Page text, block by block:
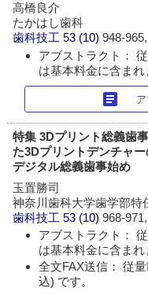
高橋良介
たかはし歯科
歯科技工 53 (10)948-
アブストラクト：
は基本料金に含まれ
article
特集 3Dプリント総義歯
た3Dプリントデンチャ
デジタル総義歯事始め
玉置勝司
神奈川歯科大学歯学部特
歯科技工 53 (10)968-
アブストラクト：
は基本料金に含まれ
全文FAX送信： 従
込) です。